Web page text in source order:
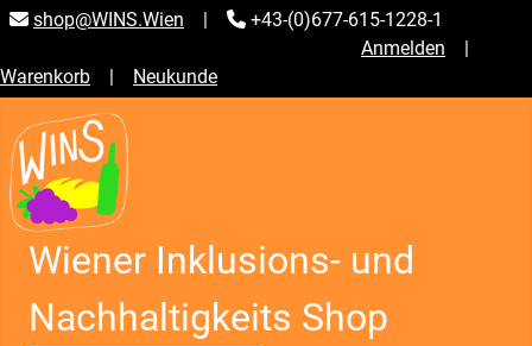
shop@WINS.Wien |
+43-(0)677-615-1228-1
Anmelden |
Warenkorb | Neukunde
Wiener Inklusions- und
Nachhaltigkeits Shop